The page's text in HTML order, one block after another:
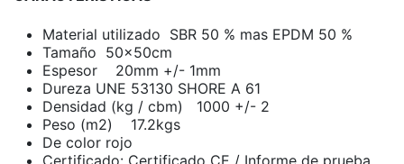
Material utilizado SBR 50 % mas EPDM 50 %
Tamaño 50x50cm
Espesor 20mm +/- 1mm
Dureza UNE 53130 SHORE A 61
Densidad (kg / cbm) 1000 +/- 2
Peso (m2) 17.2kgs
De color rojo
Certificado: Certificado CE / Informe de prueba